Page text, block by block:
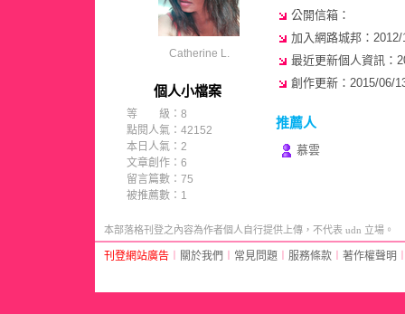
Catherine L.
個人小檔案
等 級：8
點閱人氣：42152
本日人氣：2
文章創作：6
留言篇數：75
被推薦數： 1
公開信箱：
加入網路城邦：
最近更新個人資訊：
創作更新：2015/06/
推薦人
慕雲
本部落格刊登之內容為作者個人自行提供上傳，不代表 udn 立場。
刊登網站廣告 關於我們 常見問題 服務條款 著作權聲明